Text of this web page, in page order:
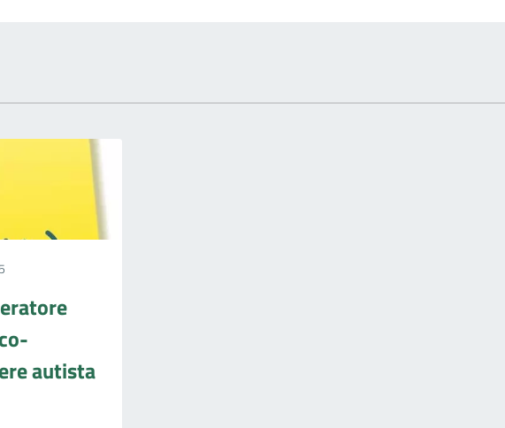
autista